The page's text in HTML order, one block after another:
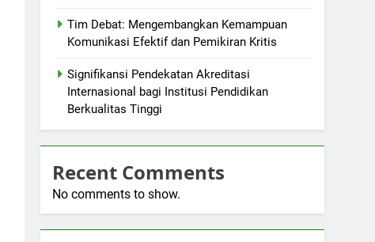
Tim Debat: Mengembangkan Kemampuan
Komunikasi Efektif dan Pemikiran Kritis
Signifikansi Pendekatan Akreditasi
Internasional bagi Institusi Pendidikan
Berkualitas Tinggi
Recent Comments
No comments to show.